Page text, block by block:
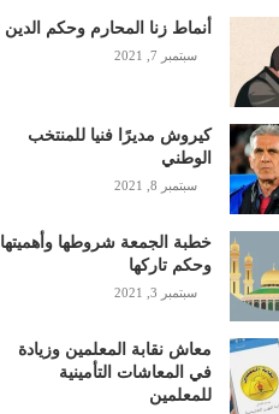
أنماط زنا المحارم وحكم الدين
سبتمبر 7, 2021
كيروش مديرًا فنيا للمنتخب
الوطني
سبتمبر 8, 2021
خطبة الجمعة شروطها وأهميتها
وحكم تاركها
سبتمبر 3, 2021
معاش نقابة المعلمين وزيادة
في المعاشات التأمينية
للمعلمين